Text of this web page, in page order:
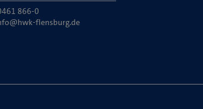
866-0
flensburg.de